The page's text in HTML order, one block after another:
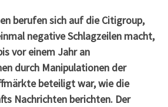
berufen sich auf die Citigroup,
negative Schlagzeilen macht,
vor einem Jahr an
durch Manipulationen der
beteiligt war, wie die
Nachrichten berichten. Der